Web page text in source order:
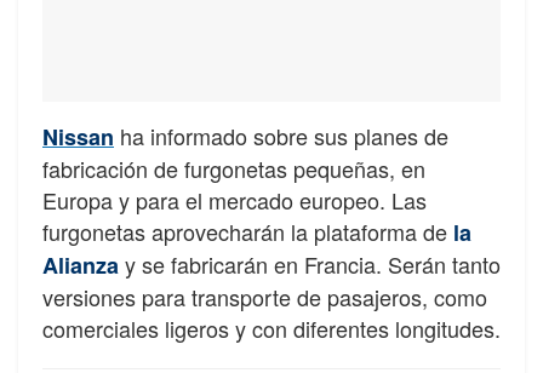
Nissan ha informado sobre sus planes de
fabricación de furgonetas pequeñas, en
Europa y para el mercado europeo. Las
furgonetas aprovecharán la plataforma de la
Alianzay se fabricarán en Francia. Serán tanto
versiones para transporte de pasajeros, como
comerciales ligeros y con diferentes longitudes.